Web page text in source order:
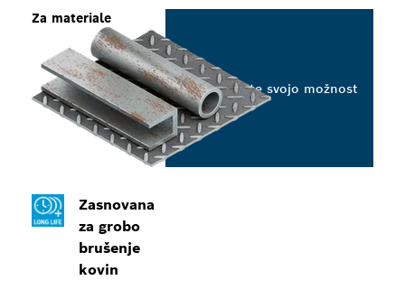
Zasnovana
za grobo
brušenje
kovin
Za materiale
Izberite svojo možnost